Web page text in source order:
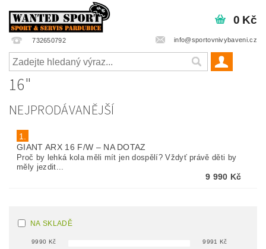
732650792 info@sportovnivybaveni.cz
0 Kč
16"
NEJPRODÁVANĚJŠÍ
1.
GIANT ARX 16 F/W – NA DOTAZ
Proč by lehká kola měli mít jen dospělí? Vždyť právě děti by
měly jezdit...
9 990 Kč
NA SKLADĚ
9990 Kč 9991 Kč